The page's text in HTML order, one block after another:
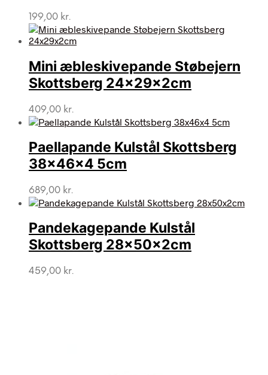
199,00 kr.
Mini æbleskivepande Støbejern
Skottsberg 24x29x2cm
409,00 kr.
Paellapande Kulstål Skottsberg
38x46x4 5cm
689,00 kr.
Pandekagepande Kulstål
Skottsberg 28x50x2cm
459,00 kr.